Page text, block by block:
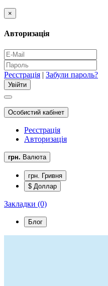
×
Авторизація
Реєстрація | Забули пароль?
Особистий кабінет
Реєстрація
Авторизація
грн. Валюта
грн. Гривня
$ Доллар
Закладки (0)
Блог